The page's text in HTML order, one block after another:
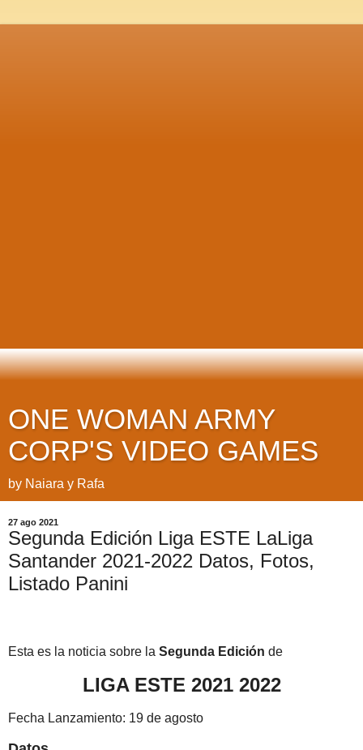
ONE WOMAN ARMY
CORP'S VIDEO GAMES
by Naiara y Rafa
27 ago 2021
Segunda Edición Liga ESTE LaLiga
Santander 2021-2022 Datos, Fotos,
Listado Panini
Esta es la noticia sobre la Segunda Edición de
LIGA ESTE 2021 2022
Fecha Lanzamiento: 19 de agosto